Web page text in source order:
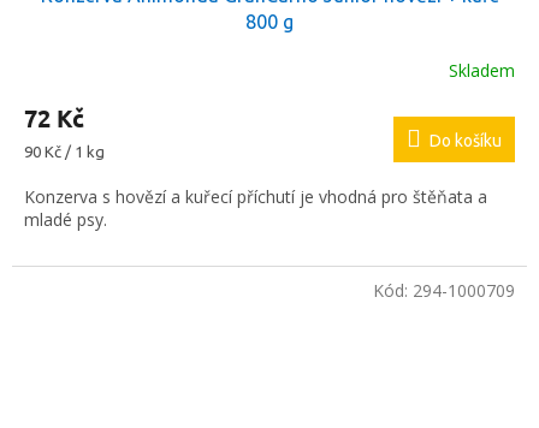
800 g
Skladem
72 Kč
Měrná
90 Kč / 1 kg
Do košíku
Konzerva s hovězí a kuřecí příchutí je vhodná pro štěňata a
mladé psy.
Kód: 294-1000709